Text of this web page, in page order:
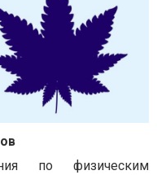
по физическим